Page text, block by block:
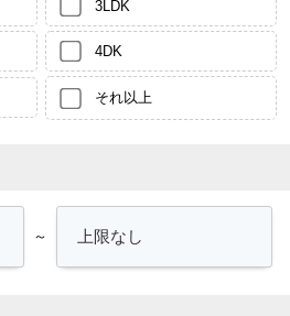
3LDK
4DK
それ以上
～